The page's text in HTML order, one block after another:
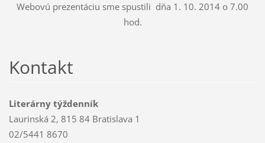
Webovú prezentáciu sme spustili dňa 1. 10. 2014 o 7.00
hod.
Kontakt
Literárny týždenník
Laurinská 2, 815 84 Bratislava 1
02/5441 8670